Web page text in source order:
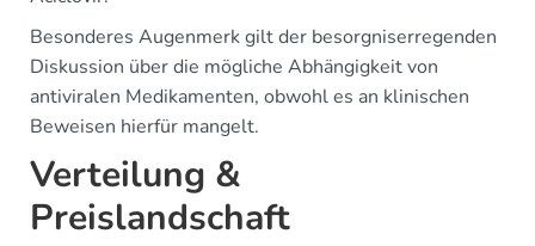
Besonderes Augenmerk gilt der besorgniserregenden
Diskussion über die mögliche Abhängigkeit von
antiviralen Medikamenten, obwohl es an klinischen
Beweisen hierfür mangelt.
Verteilung &
Preislandschaft